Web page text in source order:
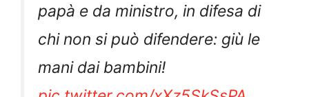
papà e da ministro, in difesa di
chi non si può difendere: giù le
mani dai bambini!